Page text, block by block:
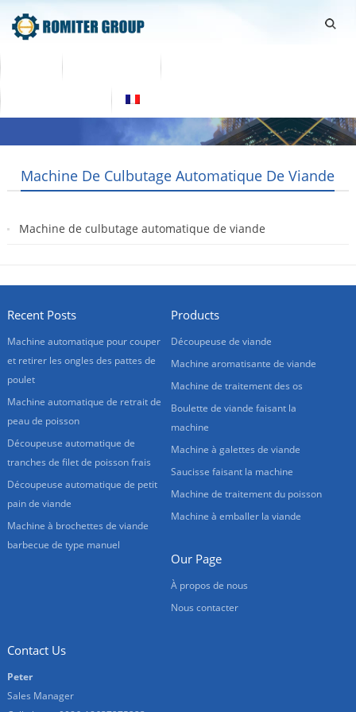
Machine De Culbutage Automatique De Viande
Machine de culbutage automatique de viande
Recent Posts
Machine automatique pour couper
et retirer les ongles des pattes de
poulet
Machine automatique de retrait de
peau de poisson
Découpeuse automatique de
tranches de filet de poisson frais
Découpeuse automatique de petit
pain de viande
Machine à brochettes de viande
barbecue de type manuel
Products
Découpeuse de viande
Machine aromatisante de viande
Machine de traitement des os
Boulette de viande faisant la
machine
Machine à galettes de viande
Saucisse faisant la machine
Machine de traitement du poisson
Machine à emballer la viande
Our Page
À propos de nous
Nous contacter
Contact Us
Peter
Sales Manager